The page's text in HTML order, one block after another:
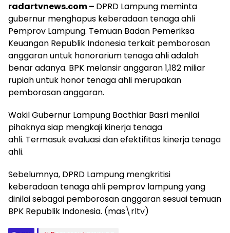
radartvnews.com – DPRD Lampung meminta
gubernur menghapus keberadaan tenaga ahli
Pemprov Lampung. Temuan Badan Pemeriksa
Keuangan Republik Indonesia terkait pemborosan
anggaran untuk honorarium tenaga ahli adalah
benar adanya. BPK melansir anggaran 1,182 miliar
rupiah untuk honor tenaga ahli merupakan
pemborosan anggaran.
Wakil Gubernur Lampung Bacthiar Basri menilai
pihaknya siap mengkaji kinerja tenaga
ahli. Termasuk evaluasi dan efektifitas kinerja tenaga
ahli.
Sebelumnya, DPRD Lampung mengkritisi
keberadaan tenaga ahli pemprov lampung yang
dinilai sebagai pemborosan anggaran sesuai temuan
BPK Republik Indonesia. (mas\rltv)